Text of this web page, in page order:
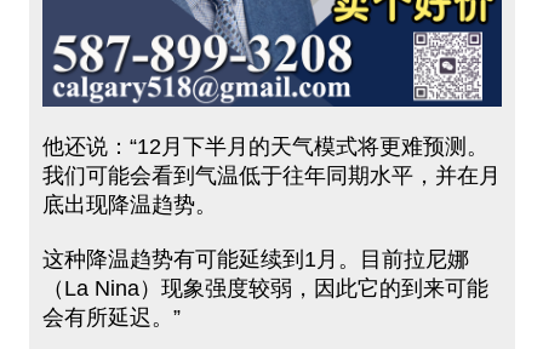
他还说：“12月下半月的天气模式将更难预测。
我们可能会看到气温低于往年同期水平，并在月
底出现降温趋势。
这种降温趋势有可能延续到1月。目前拉尼娜
（La Nina）现象强度较弱，因此它的到来可能
会有所延迟。”